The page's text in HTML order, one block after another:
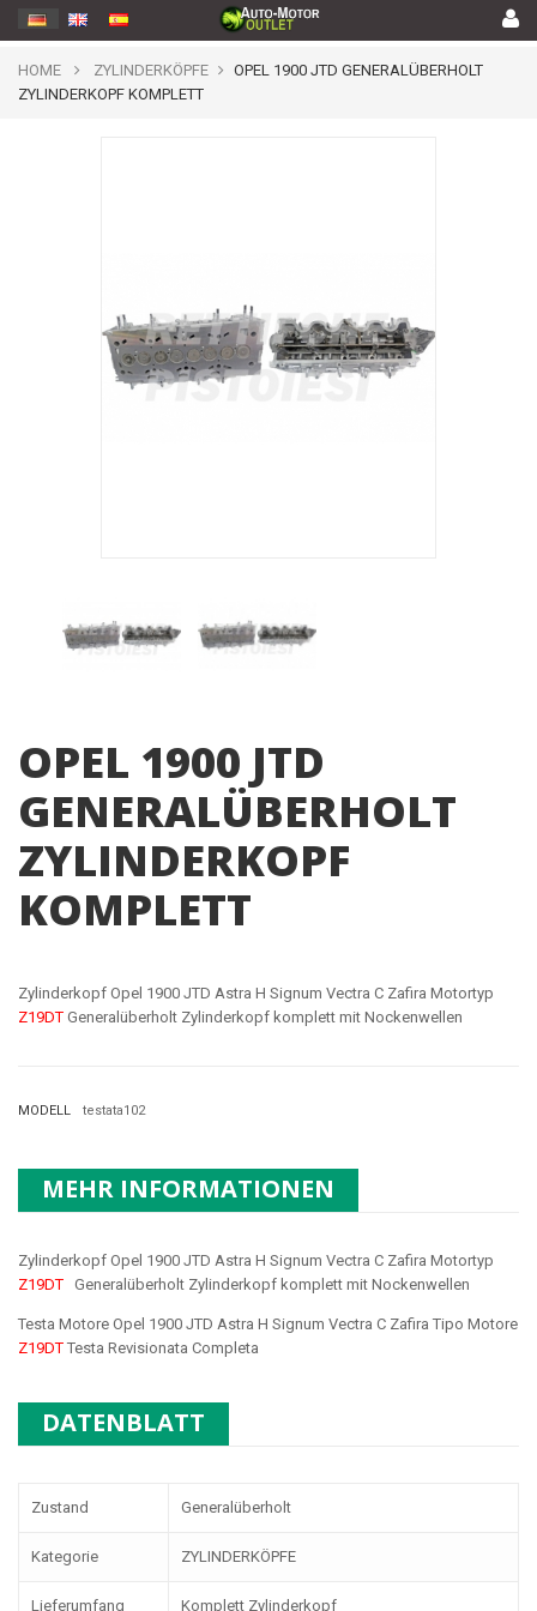
HOME ZYLINDERKÖPFE
OPEL 1900 JTD GENERALÜBERHOLT
ZYLINDERKOPF KOMPLETT
OPEL 1900 JTD
GENERALÜBERHOLT
ZYLINDERKOPF
KOMPLETT
Zylinderkopf Opel 1900 JTD Astra H Signum Vectra C Zafira Motortyp
Z19DT Generalüberholt Zylinderkopf komplett mit Nockenwellen
MODELL testata102
MEHR INFORMATIONEN
Zylinderkopf Opel 1900 JTD Astra H Signum Vectra C Zafira Motortyp
Z19DT Generalüberholt Zylinderkopf komplett mit Nockenwellen
Testa Motore Opel 1900 JTD Astra H Signum Vectra C Zafira Tipo Motore
Z19DT Testa Revisionata Completa
DATENBLATT
Zustand Generalüberholt
Kategorie ZYLINDERKÖPFE
Lieferumfang Komplett Zylinderkopf